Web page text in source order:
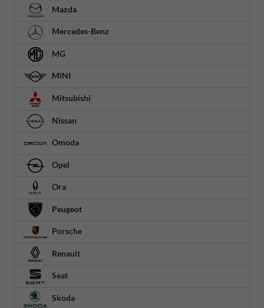
Mazda
Mercedes-Benz
MG
MINI
Mitsubishi
Nissan
Omoda
Opel
Ora
Peugeot
Porsche
Renault
Seat
Skoda